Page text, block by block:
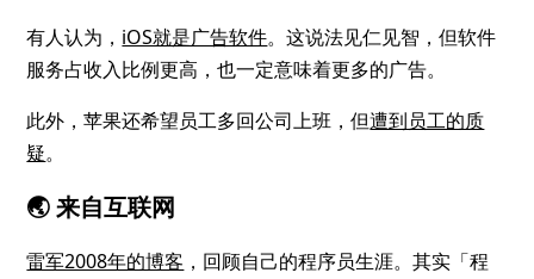
有人认为， iOS就是广告软件。这说法见仁见智，但软件
服务占收入比例更高，也一定意味着更多的广告。
此外，苹果还希望员工多回公司上班，但遭到员工的质
疑。
🌏 来自互联网
雷军2008年的博客 ，回顾自己的程序员生涯。其实「程